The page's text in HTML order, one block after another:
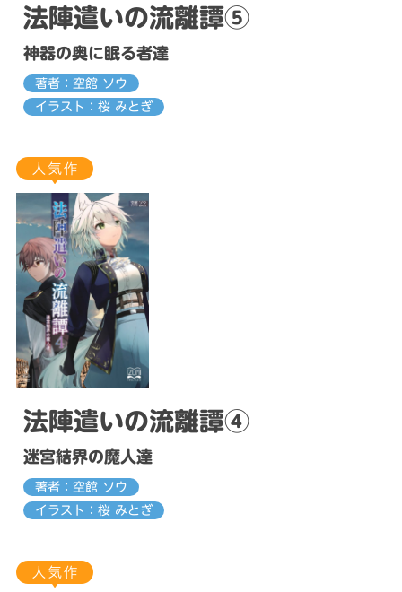
法陣遣いの流離譚⑤
神器の奥に眠る者達
著者：空館 ソウ
イラスト：桜 みとぎ
法陣遣いの流離譚④
迷宮結界の魔人達
著者：空館 ソウ
イラスト：桜 みとぎ